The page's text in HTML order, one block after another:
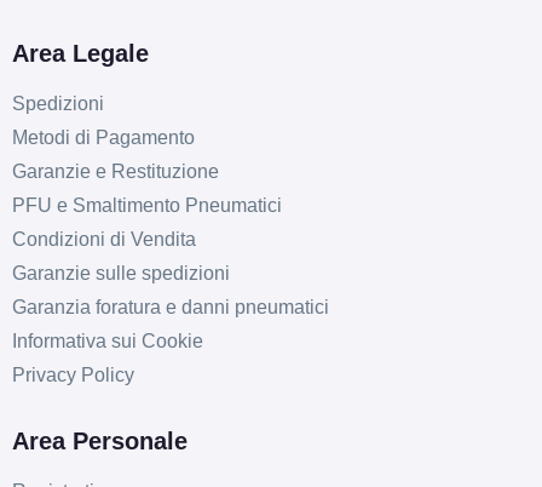
D C
Area Legale
Spedizioni
Metodi di Pagamento
Garanzie e Restituzione
PFU e Smaltimento Pneumatici
Condizioni di Vendita
Garanzie sulle spedizioni
Garanzia foratura e danni pneumatici
Informativa sui Cookie
Privacy Policy
Area Personale